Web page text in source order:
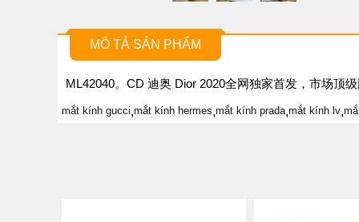
MÔ TẢ SẢN PHẨM
ML42040。CD 迪奥 Dior 2020全网独家首发，市场顶
mắt kính gucci,mắt kính hermes,mắt kính prada,mắt kính lv,